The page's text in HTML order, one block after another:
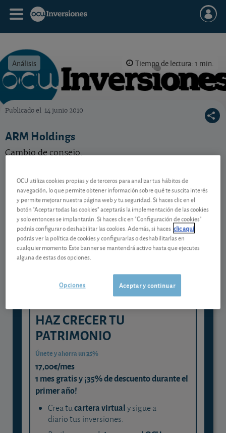
Análisis Tiempo de lectura: 1 min.
Publicado el 14 junio 2010
ARM Holdings
Cambio de consejo.
Contenido reservado a SOCIOS
Gestiona tu dinero con visión
experta
y consigue que cada euro trabaje
para ti
HAZ CRECER TU
PATRIMONIO
Únete y ahorra un 35%
17,00€/mes
1 mes gratis y ¡35% de descuento durante el
primer año!
Crea tucartera virtualy sigue a
diario tus inversiones.
OCU utiliza cookies propias y de terceros para analizar tus hábitos de
navegación, lo que permite obtener información sobre qué te suscita interés
y permite mejorar nuestra página web y tu seguridad. Si haces clic en el
botón "Aceptar todas las cookies" aceptarás la implementación de las cookies
y solo entonces se implantarán. Si haces clic en "Configuración de cookies"
podrás configurar o deshabilitar las cookies. Además, si haces clic aquí
podrás ver la política de cookies y configurarlas o deshabilitarlas en
cualquier momento. Este banner se mantendrá activo hasta que ejecutes
alguna de estas dos opciones.
Aceptar y continuar
Opciones